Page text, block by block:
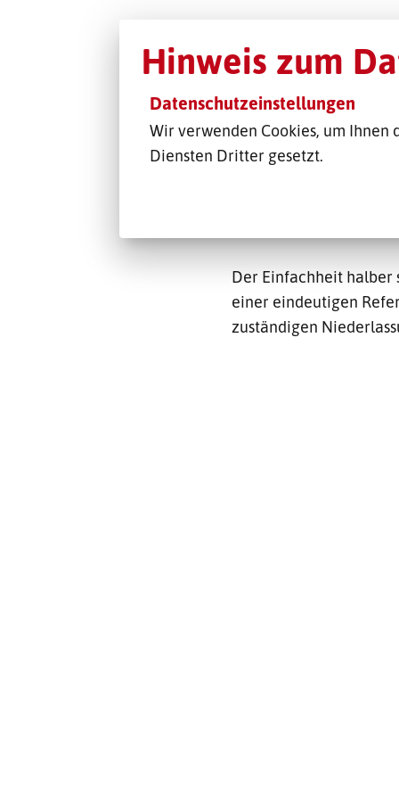
Ab Jahresbeginn
Batterien
Als Hersteller oder
sicher bereits
wenn uns von Ihnen
Der Einfachheit halber
einer eindeutigen
zuständigen
Hinweis zum
Datenschutzeinstellungen
Wir verwenden Cookies, um
Diensten Dritter gesetzt.